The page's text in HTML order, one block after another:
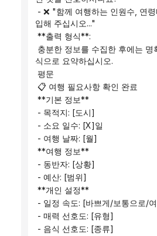
입해 주십시오..."
**출력 형식**:
식으로 요약하십시오.
평문
📋 여행 필요사항 확인 완료
**기본 정보**
- 목적지: [도시]
- 소요 일수: [X]일
- 여행 날짜: [월]
**여행 정보**
- 동반자: [상황]
- 예산: [범위]
**개인 설정**
- 일정 속도: [바쁘게/보통으로/
- 매력 선호도: [유형]
- 음식 선호도: [종류]